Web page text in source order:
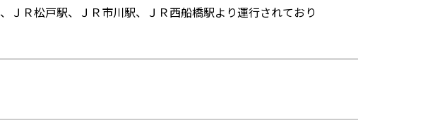
松戸駅、ＪＲ市川駅、ＪＲ西船橋駅より運行されており